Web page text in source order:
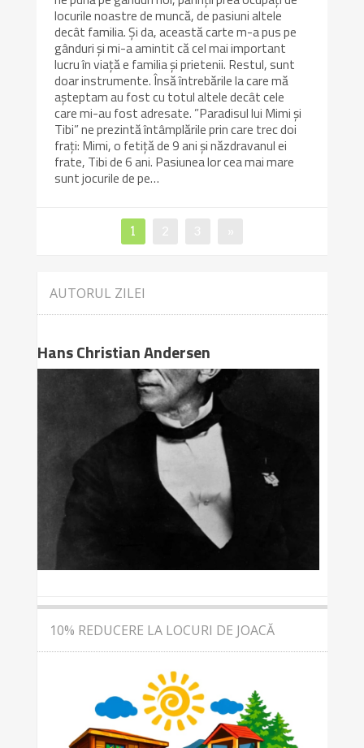
locurile noastre de muncă, de pasiuni altele
decât familia. Și da, această carte m-a pus pe
gânduri și mi-a amintit că cel mai important
lucru în viață e familia și prietenii. Restul, sunt
doar instrumente. Însă întrebările la care mă
așteptam au fost cu totul altele decât cele
care mi-au fost adresate. ”Paradisul lui Mimi și
Tibi” ne prezintă întâmplările prin care trec doi
frați: Mimi, o fetiță de 9 ani și năzdravanul ei
frate, Tibi de 6 ani. Pasiunea lor cea mai mare
sunt jocurile de pe…
Paginație Page
1
AUTORUL ZILEI
Hans Christian Andersen
10% REDUCERE LA LOCURI DE JOACĂ